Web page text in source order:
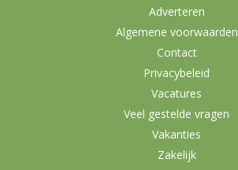
Adverteren
Algemene voorwaarden
Contact
Privacybeleid
Vacatures
Veel gestelde vragen
Vakanties
Zakelijk